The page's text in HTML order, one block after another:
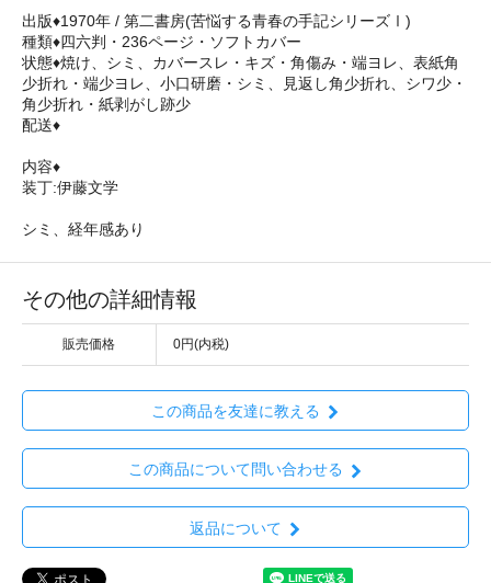
出版♦1970年 / 第二書房(苦悩する青春の手記シリーズⅠ)
種類♦四六判・236ページ・ソフトカバー
状態♦焼け、シミ、カバースレ・キズ・角傷み・端ヨレ、表紙角
少折れ・端少ヨレ、小口研磨・シミ、見返し角少折れ、シワ少・
角少折れ・紙剥がし跡少
配送♦
内容♦
装丁:伊藤文学
シミ、経年感あり
その他の詳細情報
販売価格 0円(内税)
この商品を友達に教える
この商品について問い合わせる
返品について